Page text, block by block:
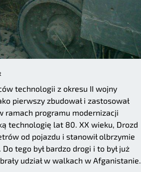
technologii z okresu II wojny
pierwszy zbudował i zastosował
ramach programu modernizacji
technologię lat 80. XX wieku, Drozd
od pojazdu i stanowił olbrzymie
tego był bardzo drogi i to był już
udział w walkach w Afganistanie.